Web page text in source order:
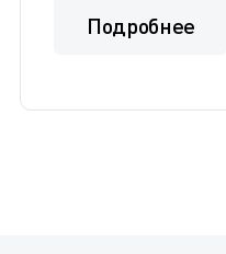
Подробнее